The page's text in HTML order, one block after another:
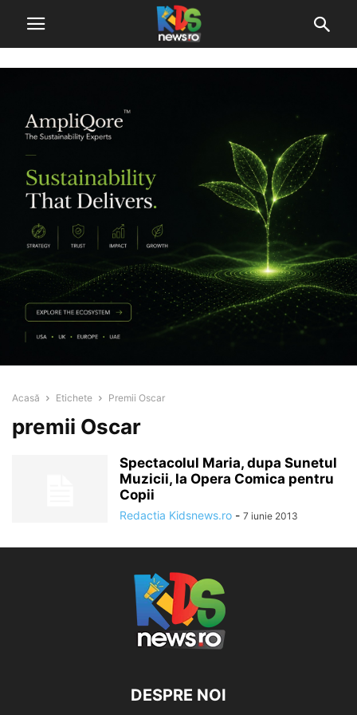
Acasă Etichete Premii Oscar
premii Oscar
Spectacolul Maria, dupa Sunetul
Muzicii, la Opera Comica pentru
Copii
Redactia Kidsnews.ro - 7 iunie 2013
DESPRE NOI